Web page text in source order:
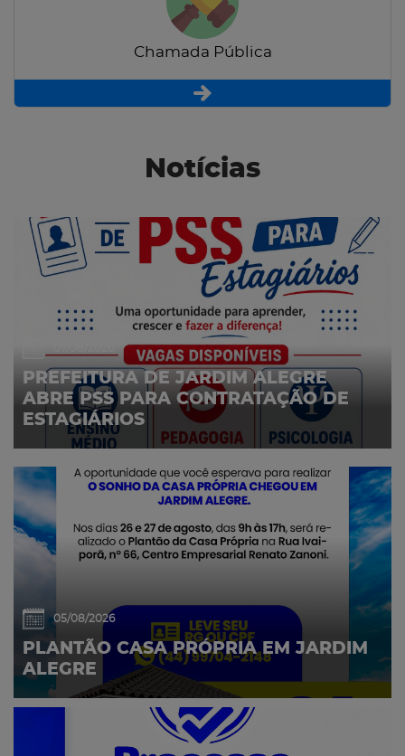
Chamada Pública
Notícias
PREFEITURA DE JARDIM ALEGRE
ABRE PSS PARA CONTRATAÇÃO DE
ESTAGIÁRIOS
05/08/2026
PLANTÃO CASA PRÓPRIA EM JARDIM
ALEGRE